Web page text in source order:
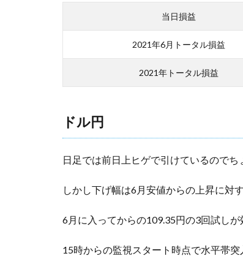
当日損益
2021年6月トータル損益
2021年トータル損益
ドル円
日足では前日上ヒゲで引けているのでち
しかし下げ幅は6月安値からの上昇に対
6月に入ってからの109.35円の3回試し
15時からの監視スタート時点で水平帯